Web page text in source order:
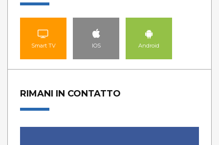
Smart TV IOS Android
RIMANI IN CONTATTO